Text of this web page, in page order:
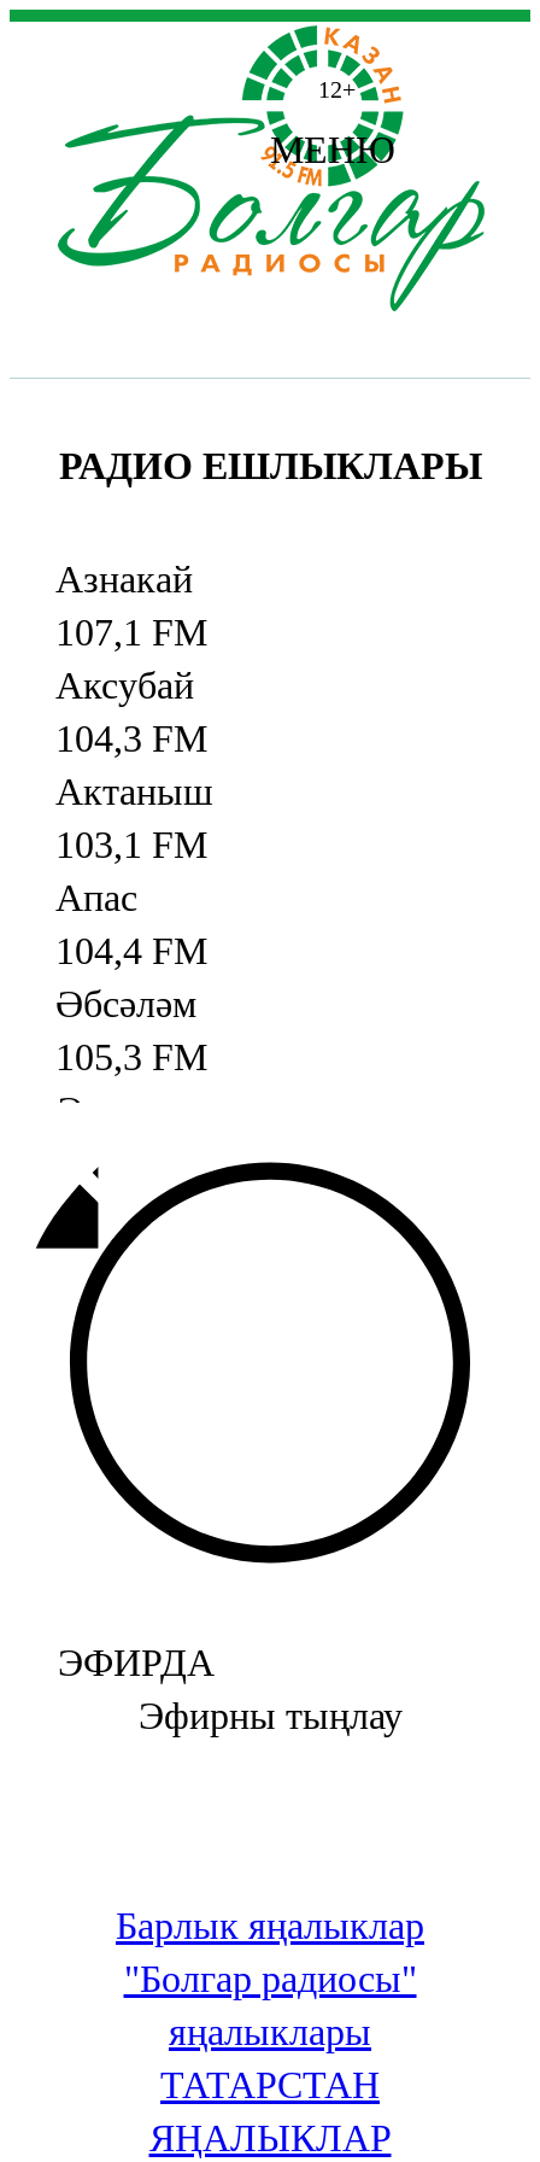
12+
МЕНЮ
РАДИО ЕШЛЫКЛАРЫ
Азнакай
107,1 FM
Аксубай
104,3 FM
Актаныш
103,1 FM
Апас
104,4 FM
Әбсәләм
105,3 FM
Әлмәт
92,9 FM
Базарлы матак
107,1 FM
Балык бистәсе
104,9 FM
Баулы
107,5 FM
Биләр
Болгар
106,0 FM
Бөгелмә
100,3 FM
106,6 FM
Кадыбаш
105,2 FM
ЭФИРДА
Эфирны тыңлау
Барлык яңалыклар
"Болгар радиосы"
яңалыклары
ТАТАРСТАН
ЯҢАЛЫКЛАР